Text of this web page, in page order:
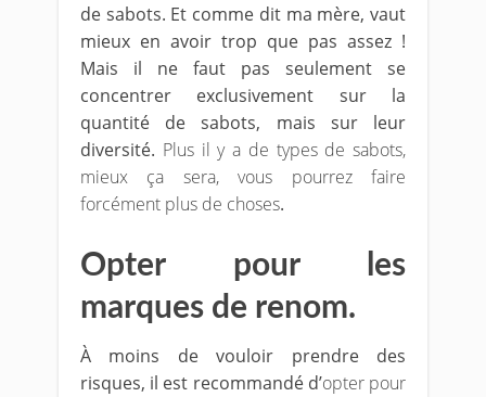
de sabots. Et comme dit ma mère, vaut
mieux en avoir trop que pas assez !
Mais il ne faut pas seulement se
concentrer exclusivement sur la
quantité de sabots, mais sur leur
diversité. Plus il y a de types de sabots,
mieux ça sera, vous pourrez faire
forcément plus de choses.
Opter pour les
marques de renom.
À moins de vouloir prendre des
risques, il est recommandé d’opter pour